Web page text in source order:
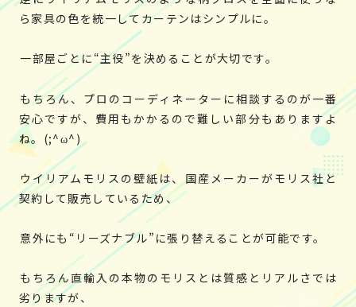
ら家具の色を統一してカーテンはシンプルに。
一部屋ごとに“主役”を決めることが大切です。
もちろん、プロのコーディネーターに相談するのが一番
安心ですが、費用もかかるので難しい部分もありますよ
ね。(;^ω^)
ウイリアムモリスの壁紙は、国産メーカーがモリス社と
契約して販売しているため、
意外にも“リーズナブル”に張り替えることが可能です。
もちろん直輸入の本物のモリスとは質感とリアルさでは
劣りますが、